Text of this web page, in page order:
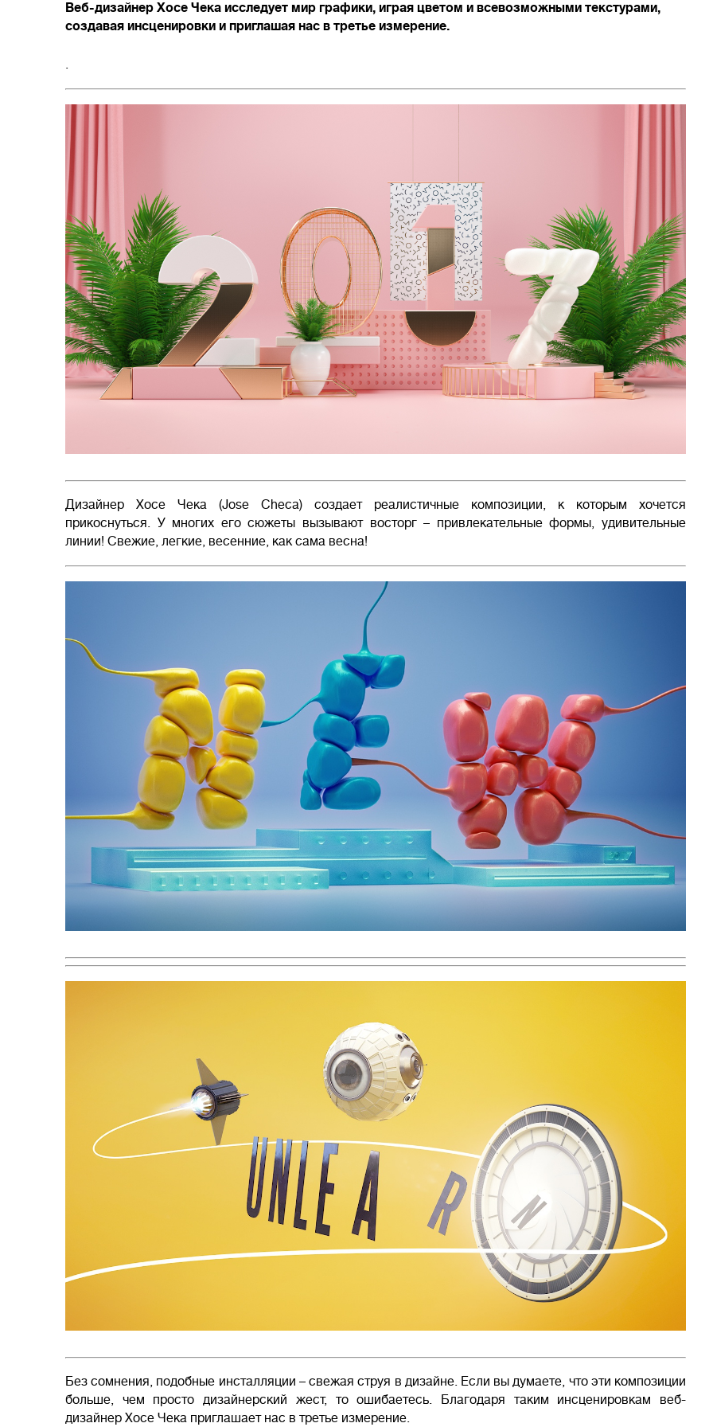
Веб-дизайнер Хосе Чека исследует мир графики, играя цветом и всевозможными текстурами,
создавая инсценировки и приглашая нас в третье измерение.
.
Дизайнер Хосе Чека (Jose Checa) создает реалистичные композиции, к которым хочется
прикоснуться. У многих его сюжеты вызывают восторг – привлекательные формы, удивительные
линии! Свежие, легкие, весенние, как сама весна!
Без сомнения, подобные инсталляции – свежая струя в дизайне. Если вы думаете, что эти композиции
больше, чем просто дизайнерский жест, то ошибаетесь. Благодаря таким инсценировкам веб-
дизайнер Хосе Чека приглашает нас в третье измерение.